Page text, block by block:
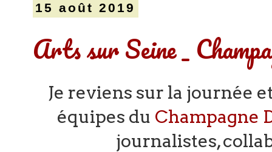
15 août 2019
Arts sur Seine _
Je reviens sur la journée
équipes du Champagne
journalistes,